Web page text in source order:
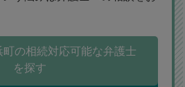
の相続対応可能な弁護士
を探す